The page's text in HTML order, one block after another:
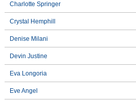
Charlotte Springer
Crystal Hemphill
Denise Milani
Devin Justine
Eva Longoria
Eve Angel